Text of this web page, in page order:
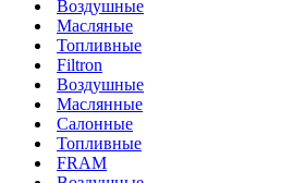
Воздушные
Масляные
Топливные
Filtron
Воздушные
Маслянные
Салонные
Топливные
FRAM